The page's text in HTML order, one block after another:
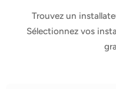
Trouvez un
Sélectionnez vos